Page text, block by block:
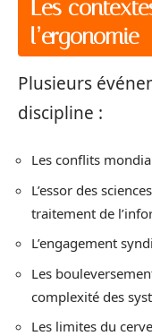
Les
l’ergonomie
Plusieurs
discipline :
Les conflits
L’essor des
traitement de
L’engagement
Les
complexité des
Les limites du